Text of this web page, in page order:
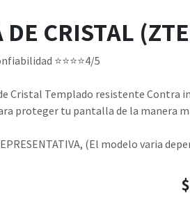
DE CRISTAL
⭐⭐⭐⭐4/5
Cristal Templado resistente Contra
proteger tu pantalla de la manera
(El modelo varia